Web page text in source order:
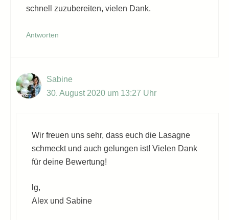
schnell zuzubereiten, vielen Dank.
Antworten
Sabine
30. August 2020 um 13:27 Uhr
Wir freuen uns sehr, dass euch die Lasagne
schmeckt und auch gelungen ist! Vielen Dank
für deine Bewertung!
lg,
Alex und Sabine